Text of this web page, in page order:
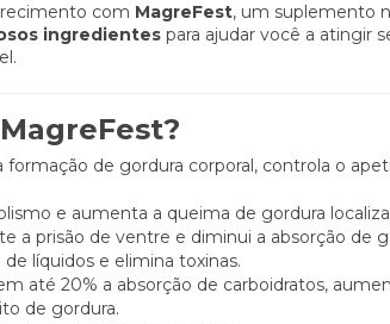
com MagreFest, um suplemento
ingredientes para ajudar você a atingir
formação de gordura corporal, controla o
e aumenta a queima de gordura
a prisão de ventre e diminui a absorção de
líquidos e elimina toxinas.
até 20% a absorção de carboidratos,
de gordura.